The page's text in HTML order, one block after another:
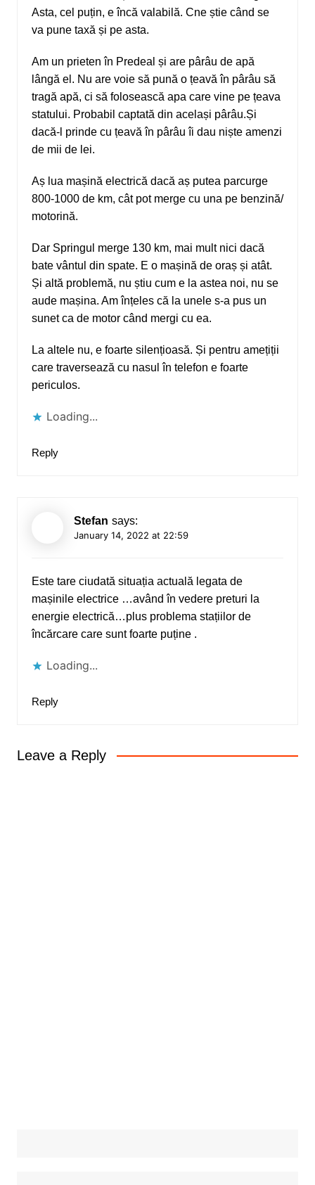
Asta, cel puțin, e încă valabilă. Cne știe când se
va pune taxă și pe asta.
Am un prieten în Predeal și are pârâu de apă
lângă el. Nu are voie să pună o țeavă în pârâu să
tragă apă, ci să folosească apa care vine pe țeava
statului. Probabil captată din același pârâu.Și
dacă-l prinde cu țeavă în pârâu îi dau niște amenzi
de mii de lei.
Aș lua mașină electrică dacă aș putea parcurge
800-1000 de km, cât pot merge cu una pe benzină/
motorină.
Dar Springul merge 130 km, mai mult nici dacă
bate vântul din spate. E o mașină de oraș și atât.
Și altă problemă, nu știu cum e la astea noi, nu se
aude mașina. Am înțeles că la unele s-a pus un
sunet ca de motor când mergi cu ea.
La altele nu, e foarte silențioasă. Și pentru amețiții
care traversează cu nasul în telefon e foarte
periculos.
Loading...
Reply
Stefan says:
January 14, 2022 at 22:59
Este tare ciudată situația actuală legata de
mașinile electrice …având în vedere preturi la
energie electrică…plus problema stațiilor de
încărcare care sunt foarte puține .
Loading...
Reply
Leave a Reply